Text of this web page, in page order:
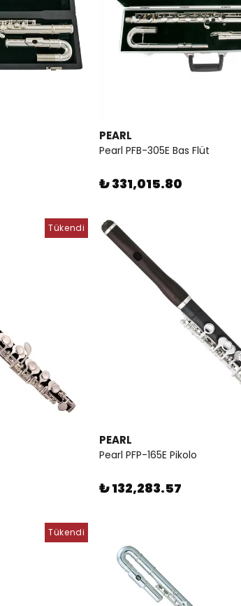
PEARL
Pearl PFB-305E Bas Flüt
₺ 331,015.80
Tükendi
PEARL
Pearl PFP-165E Pikolo
₺ 132,283.57
Tükendi